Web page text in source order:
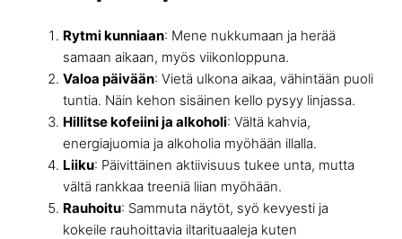
Rytmi kunniaan: Mene nukkumaan ja herää
samaan aikaan, myös viikonloppuna.
Valoa päivään: Vietä ulkona aikaa, vähintään puoli
tuntia. Näin kehon sisäinen kello pysyy linjassa.
Hillitse kofeiini ja alkoholi: Vältä kahvia,
energiajuomia ja alkoholia myöhään illalla.
Liiku: Päivittäinen aktiivisuus tukee unta, mutta
vältä rankkaa treeniä liian myöhään.
Rauhoitu: Sammuta näytöt, syö kevyesti ja
kokeile rauhoittavia iltarituaaleja kuten